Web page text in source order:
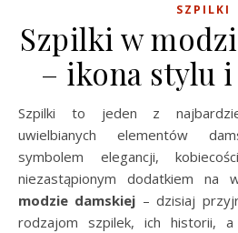
SZPILKI
Szpilki w
– ikona stylu
Szpilki to jeden z najbardziej rozpoznawalnych i
uwielbianych elementów
symbolem elegancji,
niezastąpionym dodatkiem na
modzie damskiej – dzisiaj
rodzajom szpilek, ich historii, a